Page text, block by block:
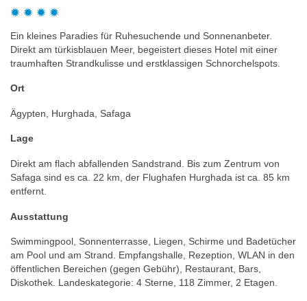
Ein kleines Paradies für Ruhesuchende und Sonnenanbeter.
Direkt am türkisblauen Meer, begeistert dieses Hotel mit einer
traumhaften Strandkulisse und erstklassigen Schnorchelspots.
Ort
Ägypten, Hurghada, Safaga
Lage
Direkt am flach abfallenden Sandstrand. Bis zum Zentrum von
Safaga sind es ca. 22 km, der Flughafen Hurghada ist ca. 85 km
entfernt.
Ausstattung
Swimmingpool, Sonnenterrasse, Liegen, Schirme und Badetücher
am Pool und am Strand. Empfangshalle, Rezeption, WLAN in den
öffentlichen Bereichen (gegen Gebühr), Restaurant, Bars,
Diskothek. Landeskategorie: 4 Sterne, 118 Zimmer, 2 Etagen.